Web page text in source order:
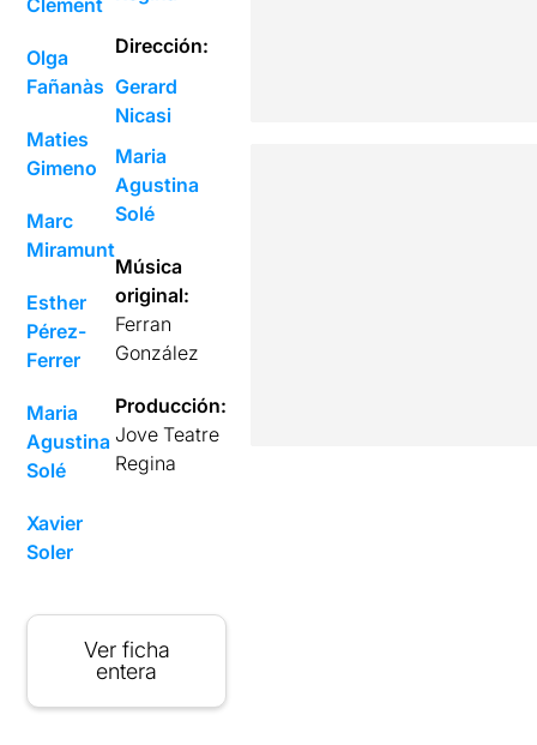
Olga
Fañanàs
Maties
Gimeno
Marc
Miramunt
Esther
Pérez-
Ferrer
Maria
Agustina
Solé
Xavier
Soler
Dirección:
Gerard
Nicasi
Maria
Agustina
Solé
Música
original:
Ferran
González
Producción:
Jove Teatre
Regina
Ver ficha
entera